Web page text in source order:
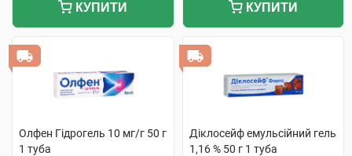
КУПИТИ КУПИТИ
Олфен Гідрогель 10 мг/г 50 г
1 туба
Діклосейф емульсійний гель
1,16 % 50 г 1 туба